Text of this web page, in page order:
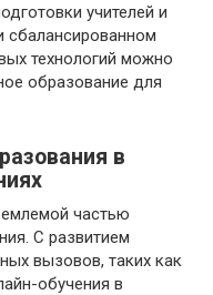
учителей и
сбалансированном
технологий можно
образование для
в
частью
С развитием
вызовов, таких как
обучения в